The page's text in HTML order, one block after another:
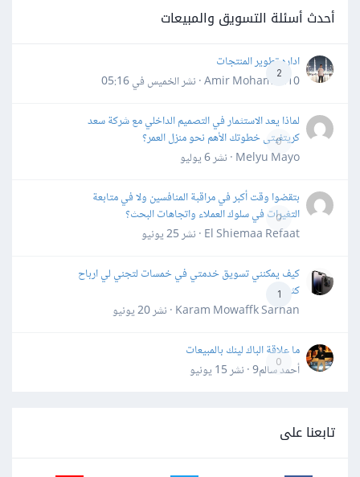
أحدث أسئلة التسويق والمبيعات
2
اداره تطوير المنتجات
Amir Mohamed10 · نشر
الخميس في 05:16
0
لماذا يعد الاستثمار في التصميم الداخلي مع شركة سعد
كريتفيتى خطوتك الأهم نحو منزل العمر؟
Melyu Mayo · نشر
6 يوليو
0
بتقضوا وقت أكبر في مراقبة المنافسين ولا في متابعة
التغيرات في سلوك العملاء واتجاهات البحث؟
El Shiemaa Refaat · نشر
25 يونيو
1
كيف يمكنني تسويق خدمتي في خمسات لتجني لي ارباح
كثيرة
Karam Mowaffk Sarhan · نشر
20 يونيو
0
ما علاقة الباك لينك بالمبيعات
أحمد سالم9 · نشر
15 يونيو
تابعنا على